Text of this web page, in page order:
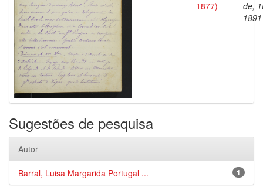
1877)
de,
1891
Sugestões de pesquisa
Autor
1
Barral, Luisa Margarida Portugal ...